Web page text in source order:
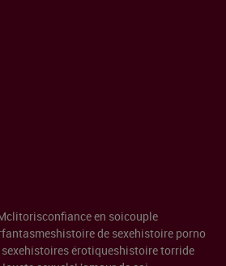
clitorisconfiance en soicouple
fantasmeshistoire de sexehistoire porno
histoires érotiqueshistoire torride